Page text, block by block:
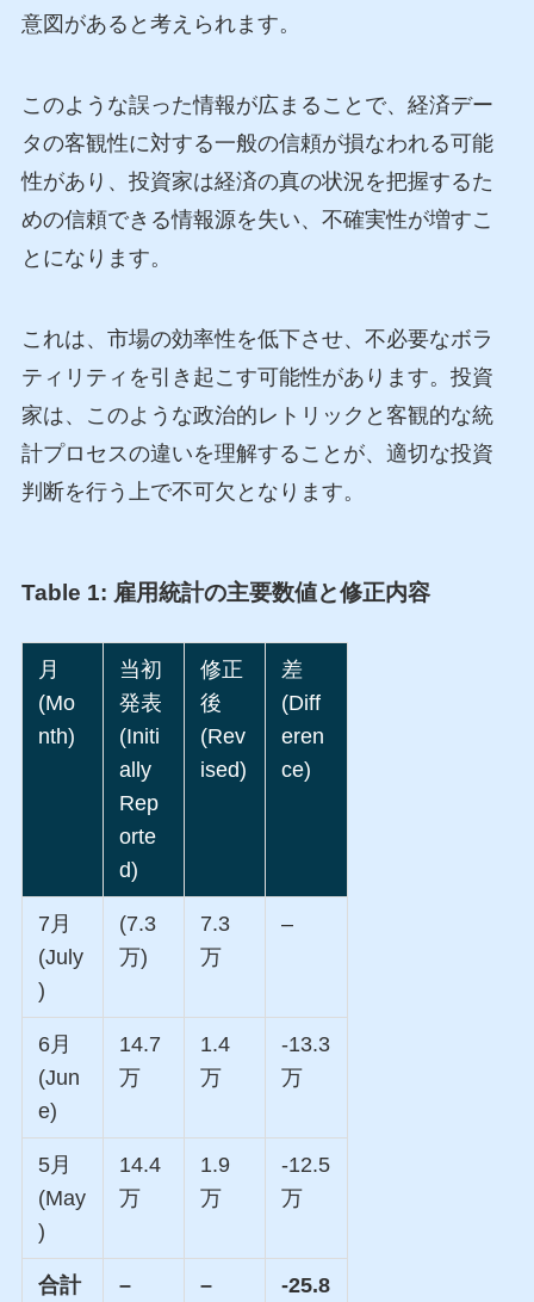
意図があると考えられます。
このような誤った情報が広まることで、経済デー
タの客観性に対する一般の信頼が損なわれる可能
性があり、投資家は経済の真の状況を把握するた
めの信頼できる情報源を失い、不確実性が増すこ
とになります。
これは、市場の効率性を低下させ、不必要なボラ
ティリティを引き起こす可能性があります。投資
家は、このような政治的レトリックと客観的な統
計プロセスの違いを理解することが、適切な投資
判断を行う上で不可欠となります。
Table 1: 雇用統計の主要数値と修正内容
月
(Mo
nth)
当初
発表
(Initi
ally
Rep
orte
d)
修正
後
(Rev
ised)
差
(Diff
eren
ce)
7月
(July
)
(7.3
万)
7.3
万
–
6月
(Jun
e)
14.7
万
1.4
万
-13.3
万
5月
(May
)
14.4
万
1.9
万
-12.5
万
合計 – – -25.8